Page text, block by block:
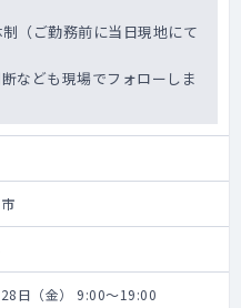
（ご勤務前に当日現地にて
なども現場でフォローしま
日（金） 9:00～19:00